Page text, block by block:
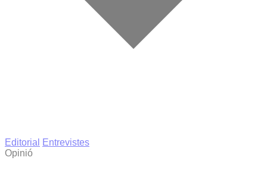
Editorial
Entrevistes
Opinió